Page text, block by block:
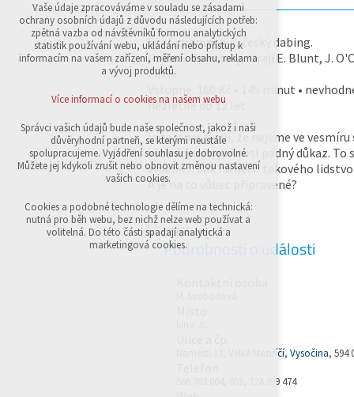
Sci-fi drama USA, český dabing.
Režie S. Spielberg. Hrají E. Blunt, J.
Firth.
Vstupné: 160 Kč • 145 minut •
nezletilé do 12 let
Léta jsme tušili, že nejsme ve vesmíru
však dosud nepřinesl pádný důkaz. To
změní… Jak na něco takového lidstvo
A je na to vůbec připravené?
Podrobnosti o události
Velké Meziříčí, Vysočina, 594
566 782 004, 001, 724 399 474
Technická cookies
nutná pro provozování webu
udržení kontextu stránek (session): případná
přihlášení, volby jazyka, apod.
analytická pro anonymizované vyhodnocení
návštěvnosti
marketingová cookies (Google,Sklik)
Více informací o cookies na našem webu
Přijmout všechny cookies
Odmítnout vše
Vaše údaje zpracováváme v souladu se zásadami
ochrany osobních údajů z důvodu následujících potřeb:
zpětná vazba od návštěvníků formou analytických
statistik používání webu, ukládání nebo přístup k
informacím na vašem zařízení, měření obsahu, reklama
a vývoj produktů.
Více informací o cookies na našem webu
Správci vašich údajů bude naše společnost, jakož i naši
důvěryhodní partneři, se kterými neustále
spolupracujeme. Vyjádření souhlasu je dobrovolné.
Můžete jej kdykoli zrušit nebo obnovit změnou nastavení
vašich cookies.
Cookies a podobné technologie dělíme na technická:
nutná pro běh webu, bez nichž nelze web používat a
volitelná. Do této části spadají analytická a
marketingová cookies.